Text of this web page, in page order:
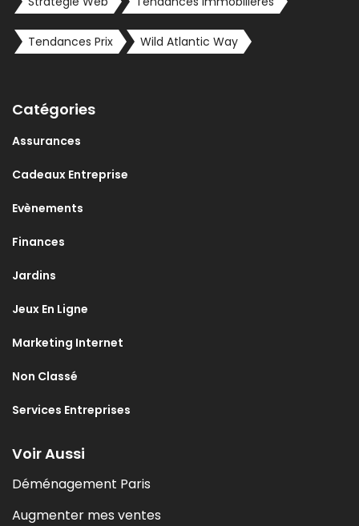
Tendances Prix Wild Atlantic Way
Catégories
Assurances
Cadeaux Entreprise
Evènements
Finances
Jardins
Jeux En Ligne
Marketing Internet
Non Classé
Services Entreprises
Voir Aussi
Déménagement Paris
Augmenter mes ventes